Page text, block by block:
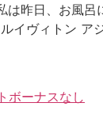
昨日、お風呂
ヴィトン ア
ボーナスなし